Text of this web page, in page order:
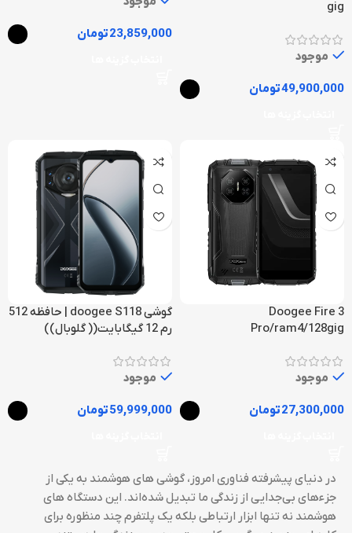
gig
موجود
49,900,000تومان
23,859,000تومان
Doogee Fire 3
Pro/ram4/128gig
موجود
27,300,000تومان
گوشی doogee S118 | حافظه 512
رم 12 گیگابایت(( گلوبال))
موجود
59,999,000تومان
در دنیای پیشرفته فناوری امروز، گوشی‌ های هوشمند به یکی از
جزء‌های بی‌جدایی از زندگی ما تبدیل شده‌اند. این دستگاه‌ های
هوشمند نه تنها ابزار ارتباطی بلکه یک پلتفرم چند منظوره برای